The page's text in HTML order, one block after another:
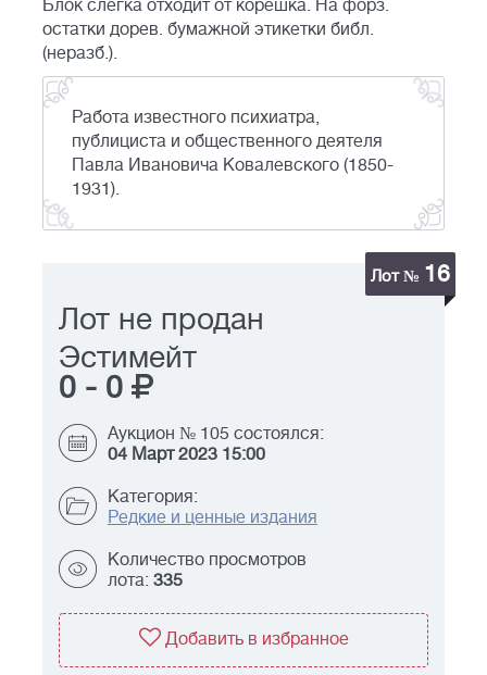
Блок слегка отходит от корешка. На форз.
остатки дорев. бумажной этикетки библ.
(неразб.).
Работа известного психиатра,
публициста и общественного деятеля
Павла Ивановича Ковалевского (1850-
1931).
Лот № 16
Лот не продан
Эстимейт
0 - 0
Аукцион № 105 состоялся:
04 Март 2023 15:00
Категория:
Редкие и ценные издания
Количество просмотров
лота: 335
Добавить в избранное